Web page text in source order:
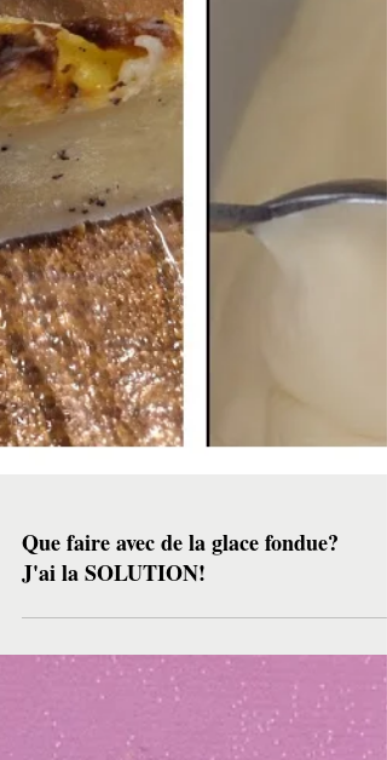
Que faire avec de la glace fondue?
J'ai la SOLUTION!